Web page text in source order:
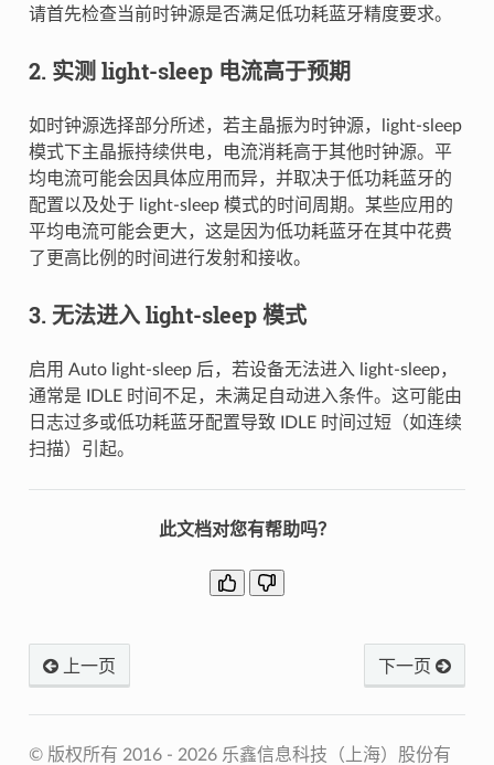
请首先检查当前时钟源是否满足低功耗蓝牙精度要求。
2. 实测 light-sleep 电流高于预期
如时钟源选择部分所述，若主晶振为时钟源，light-sleep
模式下主晶振持续供电，电流消耗高于其他时钟源。平
均电流可能会因具体应用而异，并取决于低功耗蓝牙的
配置以及处于 light-sleep 模式的时间周期。某些应用的
平均电流可能会更大，这是因为低功耗蓝牙在其中花费
了更高比例的时间进行发射和接收。
3. 无法进入 light-sleep 模式
启用 Auto light-sleep 后，若设备无法进入 light-sleep，
通常是 IDLE 时间不足，未满足自动进入条件。这可能由
日志过多或低功耗蓝牙配置导致 IDLE 时间过短（如连续
扫描）引起。
此文档对您有帮助吗？
上一页 下一页
© 版权所有 2016 - 2026 乐鑫信息科技（上海）股份有